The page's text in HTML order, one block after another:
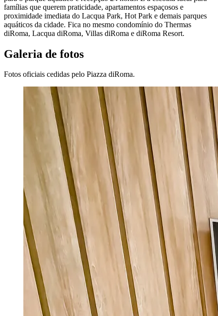
famílias que querem praticidade, apartamentos espaçosos e
proximidade imediata do Lacqua Park, Hot Park e demais parques
aquáticos da cidade. Fica no mesmo condomínio do Thermas
diRoma, Lacqua diRoma, Villas diRoma e diRoma Resort.
Galeria de fotos
Fotos oficiais cedidas pelo Piazza diRoma.